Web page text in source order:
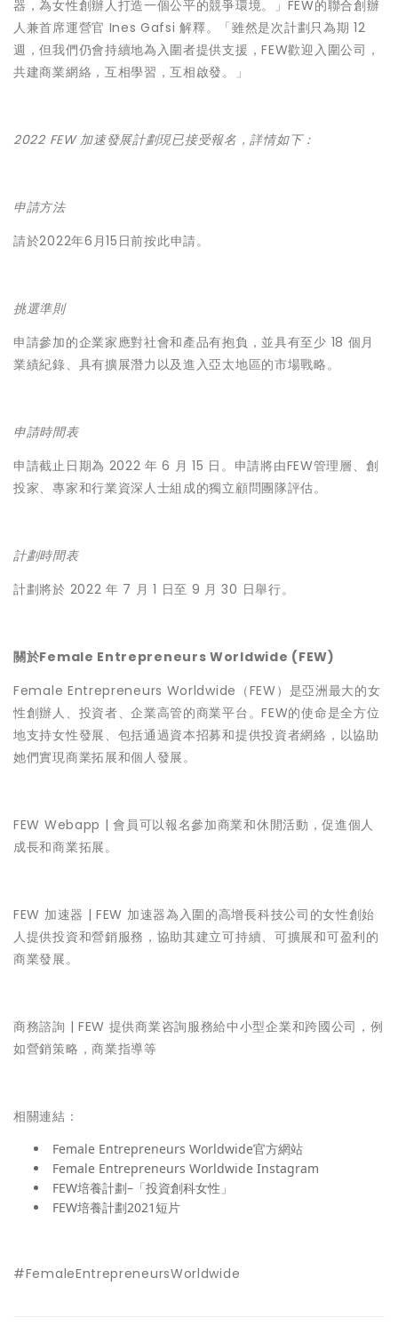
器，為女性創辦人打造一個公平的競爭環境。」FEW的聯合創辦
人兼首席運營官 Ines Gafsi 解釋。「雖然是次計劃只為期 12
週，但我們仍會持續地為入圍者提供支援，FEW歡迎入圍公司，
共建商業網絡，互相學習，互相啟發。」
2022 FEW 加速發展計劃現已接受報名，詳情如下：
申請方法
請於2022年6月15日前按此申請。
挑選準則
申請參加的企業家應對社會和產品有抱負，並具有至少 18 個月
業績紀錄、具有擴展潛力以及進入亞太地區的市場戰略。
申請時間表
申請截止日期為 2022 年 6 月 15 日。申請將由FEW管理層、創
投家、專家和行業資深人士組成的獨立顧問團隊評估。
計劃時間表
計劃將於 2022 年 7 月 1 日至 9 月 30 日舉行。
關於Female Entrepreneurs Worldwide (FEW)
Female Entrepreneurs Worldwide（FEW）是亞洲最大的女
性創辦人、投資者、企業高管的商業平台。FEW的使命是全方位
地支持女性發展、包括通過資本招募和提供投資者網絡，以協助
她們實現商業拓展和個人發展。
FEW Webapp | 會員可以報名參加商業和休閒活動，促進個人
成長和商業拓展。
FEW 加速器 | FEW 加速器為入圍的高增長科技公司的女性創始
人提供投資和營銷服務，協助其建立可持續、可擴展和可盈利的
商業發展。
商務諮詢 | FEW 提供商業咨詢服務給中小型企業和跨國公司，例
如營銷策略，商業指導等
相關連結：
Female Entrepreneurs Worldwide官方網站
Female Entrepreneurs Worldwide Instagram
FEW培養計劃–「投資創科女性」
FEW培養計劃2021短片
#FemaleEntrepreneursWorldwide